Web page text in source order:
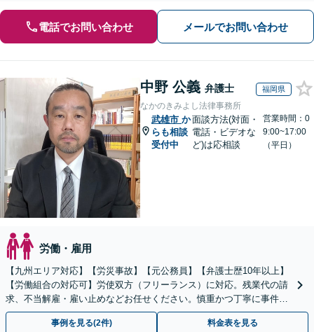
電話でお問い合わせ メールでお問い合わせ
中野 公義 弁護士 福岡県
なかのきみよし法律事務所
武雄市 か
らも相談
受付中
面談方法(対面・
電話・ビデオな
ど)は応相談
営業時間：0
9:00~17:00
（平日）
労働・雇用
【九州エリア対応】【労災事故】【元公務員】【弁護士歴10年以上】
【労働組合の対応可】労使双方（フリーランス）に対応。残業代の請
求、不当解雇・雇い止めなどお任せください。慎重かつ丁寧に事件解
決へと進めます。
事例を見る(2件) 料金表を見る